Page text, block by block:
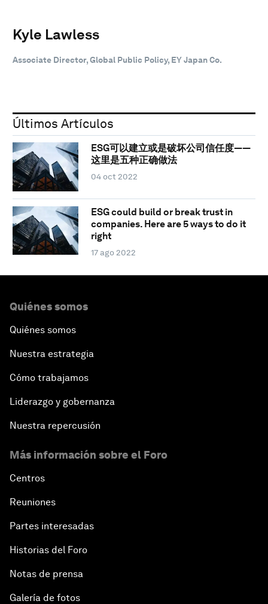
Kyle Lawless
Associate Director, Global Public Policy, EY Japan Co.
Últimos Artículos
ESG可以建立或是破坏公司信任度——
这里是五种正确做法
04 oct 2022
ESG could build or break trust in
companies. Here are 5 ways to do it
right
17 ago 2022
Quiénes somos
Quiénes somos
Nuestra estrategia
Cómo trabajamos
Liderazgo y gobernanza
Nuestra repercusión
Más información sobre el Foro
Centros
Reuniones
Partes interesadas
Historias del Foro
Notas de prensa
Galería de fotos